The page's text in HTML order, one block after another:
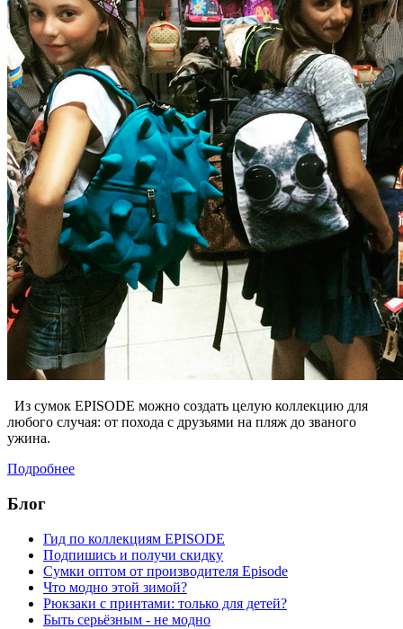
Из сумок EPISODE можно создать целую коллекцию для
любого случая: от похода с друзьями на пляж до званого
ужина.
Подробнее
Блог
Гид по коллекциям EPISODE
Подпишись и получи скидку
Сумки оптом от производителя Episode
Что модно этой зимой?
Рюкзаки с принтами: только для детей?
Быть серьёзным - не модно